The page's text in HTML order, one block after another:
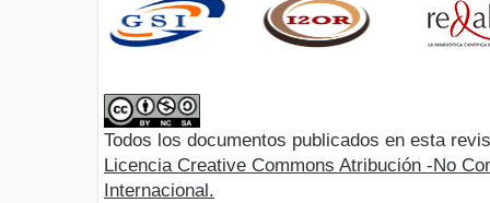
Todos los documentos publicados en esta
Licencia Creative Commons Atribución -No
Internacional.